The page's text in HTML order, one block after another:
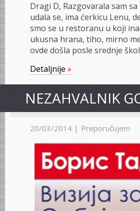
Dragi D, Razgovarala sam
udala se, ima ćerkicu Lenu,
smo se u restoranu u koji
ukusna hrana, tiho, mirno
ovde došla posle srednje
Detaljnije »
NEZAHVALNIK
20/03/2014 | Preporučujem